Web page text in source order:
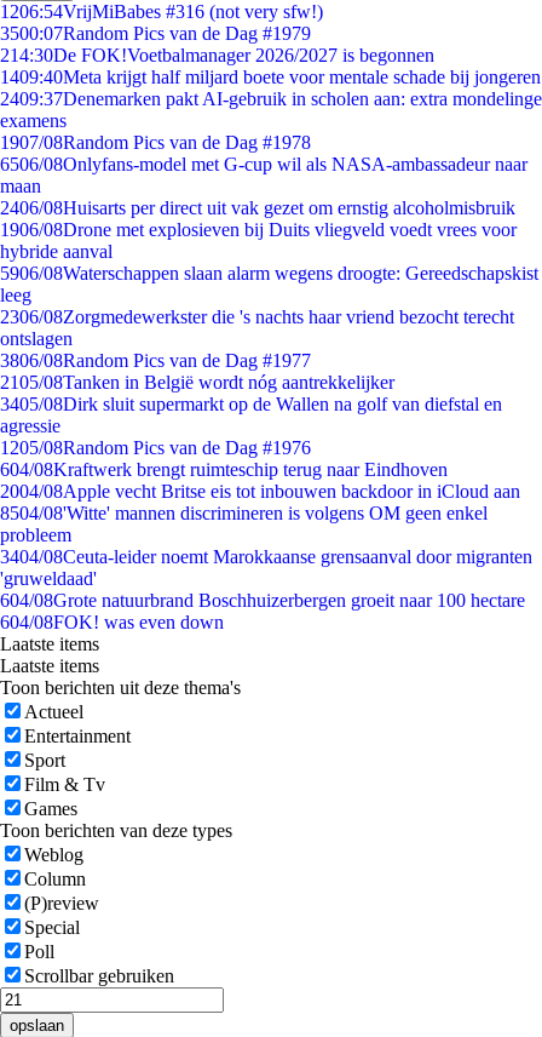
1206:54VrijMiBabes #316 (not very sfw!)
3500:07Random Pics van de Dag #1979
214:30De FOK!Voetbalmanager 2026/2027 is begonnen
1409:40Meta krijgt half miljard boete voor mentale schade bij jongeren
2409:37Denemarken pakt AI-gebruik in scholen aan: extra mondelinge
examens
1907/08Random Pics van de Dag #1978
6506/08Onlyfans-model met G-cup wil als NASA-ambassadeur naar
maan
2406/08Huisarts per direct uit vak gezet om ernstig alcoholmisbruik
1906/08Drone met explosieven bij Duits vliegveld voedt vrees voor
hybride aanval
5906/08Waterschappen slaan alarm wegens droogte: Gereedschapskist
leeg
2306/08Zorgmedewerkster die 's nachts haar vriend bezocht terecht
ontslagen
3806/08Random Pics van de Dag #1977
2105/08Tanken in België wordt nóg aantrekkelijker
3405/08Dirk sluit supermarkt op de Wallen na golf van diefstal en
agressie
1205/08Random Pics van de Dag #1976
604/08Kraftwerk brengt ruimteschip terug naar Eindhoven
2004/08Apple vecht Britse eis tot inbouwen backdoor in iCloud aan
8504/08'Witte' mannen discrimineren is volgens OM geen enkel
probleem
3404/08Ceuta-leider noemt Marokkaanse grensaanval door migranten
'gruweldaad'
604/08Grote natuurbrand Boschhuizerbergen groeit naar 100 hectare
604/08FOK! was even down
Laatste items
Laatste items
Toon berichten uit deze thema's
Actueel
Entertainment
Sport
Film & Tv
Games
Toon berichten van deze types
Weblog
Column
(P)review
Special
Poll
Scrollbar gebruiken
opslaan